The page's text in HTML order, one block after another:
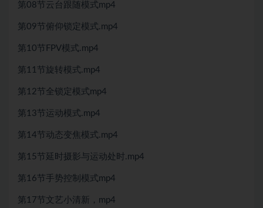
第08节云台跟随模式mp4
第09节俯仰锁定模式.mp4
第10节FPV模式.mp4
第11节旋转模式.mp4
第12节全锁定模式mp4
第13节运动模式.mp4
第14节动态变焦模式.mp4
第15节延时摄影与运动处时.mp4
第16节手势控制模式mp4
第17节文艺小清新，mp4